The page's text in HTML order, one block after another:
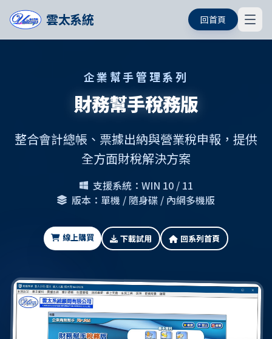
雲太系統 回首頁
企業幫手管理系列
財務幫手稅務版
整合會計總帳、票據出納與營業稅申報，提供
全方面財稅解決方案
支援系統：WIN 10 / 11
版本：單機 / 隨身碟 / 內網多機版
線上購買 下載試用 回系列首頁